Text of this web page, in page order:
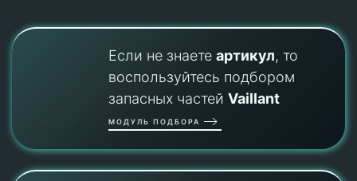
Если не знаете артикул, то
воспользуйтесь подбором
запасных частей Vaillant
МОДУЛЬ ПОДБОРА